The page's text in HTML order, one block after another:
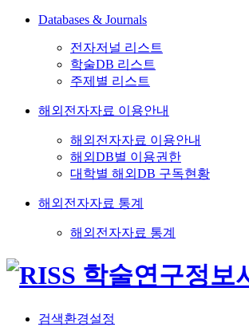
Databases & Journals
전자저널 리스트
학술DB 리스트
주제별 리스트
해외전자자료 이용안내
해외전자자료 이용안내
해외DB별 이용권한
대학별 해외DB 구독현황
해외전자자료 통계
해외전자자료 통계
검색환경설정